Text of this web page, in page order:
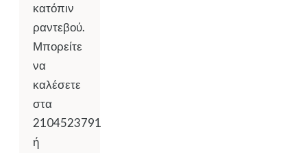
κατόπιν
ραντεβού.
Μπορείτε
να
καλέσετε
στα
2104523791
ή